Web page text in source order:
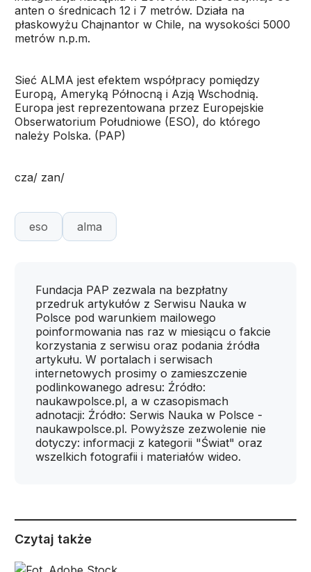
anten o średnicach 12 i 7 metrów. Działa na
płaskowyżu Chajnantor w Chile, na wysokości 5000
metrów n.p.m.
Sieć ALMA jest efektem współpracy pomiędzy
Europą, Ameryką Północną i Azją Wschodnią.
Europa jest reprezentowana przez Europejskie
Obserwatorium Południowe (ESO), do którego
należy Polska. (PAP)
cza/ zan/
eso alma
Fundacja PAP zezwala na bezpłatny
przedruk artykułów z Serwisu Nauka w
Polsce pod warunkiem mailowego
poinformowania nas raz w miesiącu o fakcie
korzystania z serwisu oraz podania źródła
artykułu. W portalach i serwisach
internetowych prosimy o zamieszczenie
podlinkowanego adresu: Źródło:
naukawpolsce.pl, a w czasopismach
adnotacji: Źródło: Serwis Nauka w Polsce -
naukawpolsce.pl. Powyższe zezwolenie nie
dotyczy: informacji z kategorii "Świat" oraz
wszelkich fotografii i materiałów wideo.
Czytaj także